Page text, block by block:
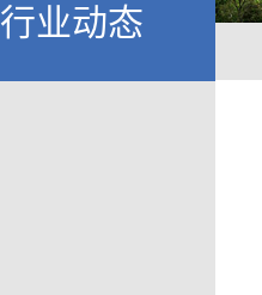
行业动态